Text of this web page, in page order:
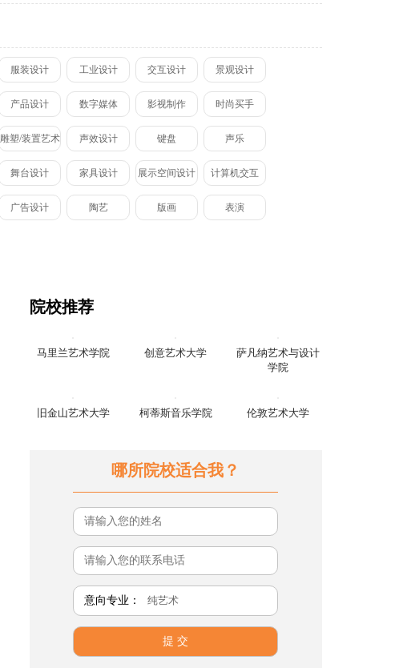
服装设计 工业设计 交互设计 景观设计
产品设计 数字媒体 影视制作 时尚买手
雕塑/装置艺术 声效设计 键盘 声乐
舞台设计 家具设计 展示空间设计 计算机交互
广告设计 陶艺 版画 表演
院校推荐
马里兰艺术学院 创意艺术大学
萨凡纳艺术与设计
学院
旧金山艺术大学 柯蒂斯音乐学院 伦敦艺术大学
哪所院校适合我？
意向专业：